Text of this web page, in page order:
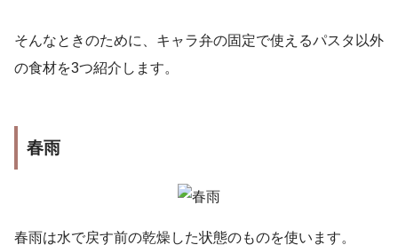
そんなときのために、キャラ弁の固定で使えるパスタ以外
の食材を3つ紹介します。
春雨
春雨は水で戻す前の乾燥した状態のものを使います。